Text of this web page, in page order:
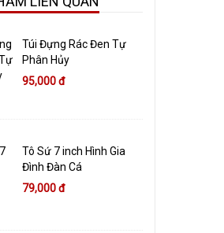
Túi Đựng Rác Đen Tự
Phân Hủy
95,000 đ
Tô Sứ 7 inch Hình Gia
Đình Đàn Cá
79,000 đ